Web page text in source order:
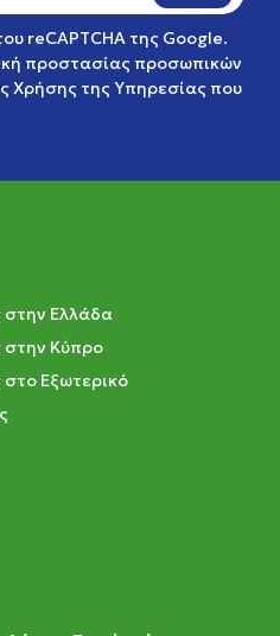
reCAPTCHA της Google.
προστασίας προσωπικών
Χρήσης της Υπηρεσίας που
Ελλάδα
στην Κύπρο
Εξωτερικό